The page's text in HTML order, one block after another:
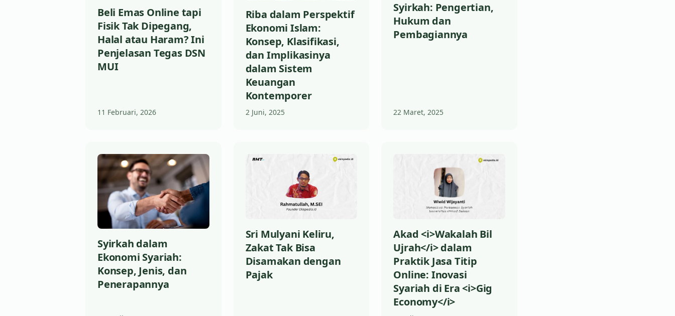
Beli Emas Online tapi
Fisik Tak Dipegang,
Halal atau Haram? Ini
Penjelasan Tegas DSN
MUI
11 Februari, 2026
Riba dalam Perspektif
Ekonomi Islam:
Konsep, Klasifikasi,
dan Implikasinya
dalam Sistem
Keuangan
Kontemporer
2 Juni, 2025
Syirkah: Pengertian,
Hukum dan
Pembagiannya
22 Maret, 2025
Syirkah dalam
Ekonomi Syariah:
Konsep, Jenis, dan
Penerapannya
Sri Mulyani Keliru,
Zakat Tak Bisa
Disamakan dengan
Pajak
Akad <i>Wakalah Bil
Ujrah</i> dalam
Praktik Jasa Titip
Online: Inovasi
Syariah di Era <i>Gig
Economy</i>